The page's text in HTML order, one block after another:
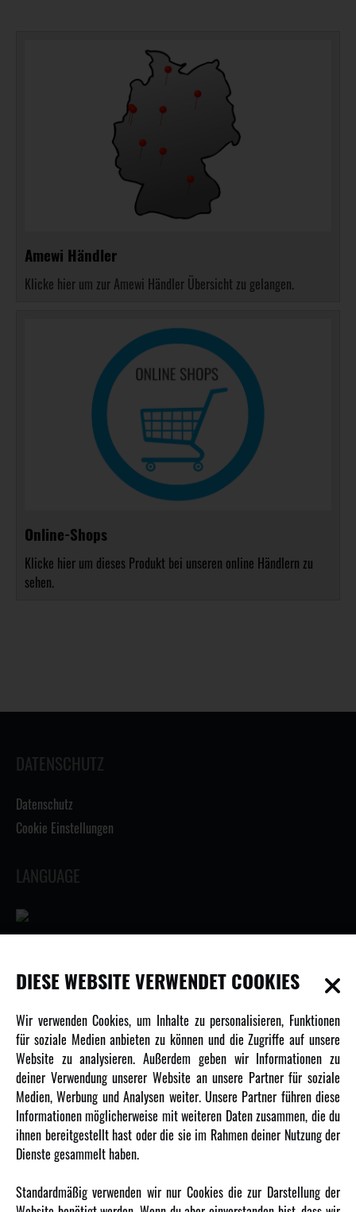
Amewi Händler
Klicke hier um zur Amewi Händler Übersicht zu gelangen.
Online-Shops
Klicke hier um dieses Produkt bei unseren online Händlern zu
sehen.
DATENSCHUTZ
Datenschutz
Cookie Einstellungen
LANGUAGE
INFORMATIONEN
Newsletter
Über uns
Karriere
Amewi Kataloge
MEHR VON AMEWI
Amewi Construction - Nutzfahrzeuge
DIESE WEBSITE VERWENDET COOKIES
Wir verwenden Cookies, um Inhalte zu personalisieren, Funktionen
für soziale Medien anbieten zu können und die Zugriffe auf unsere
Website zu analysieren. Außerdem geben wir Informationen zu
deiner Verwendung unserer Website an unsere Partner für soziale
Medien, Werbung und Analysen weiter. Unsere Partner führen diese
Informationen möglicherweise mit weiteren Daten zusammen, die du
ihnen bereitgestellt hast oder die sie im Rahmen deiner Nutzung der
Dienste gesammelt haben.
Standardmäßig verwenden wir nur Cookies die zur Darstellung der